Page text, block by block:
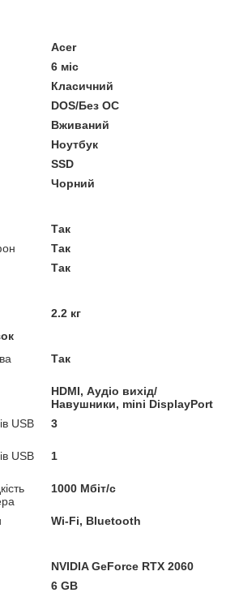
Acer
6 міс
Класичний
DOS/Без ОС
Вживаний
Ноутбук
SSD
Чорний
Так
Так
Так
2.2 кг
Так
HDMI, Аудіо вихід/
Навушники, mini DisplayPort
USB
3
USB
1
1000 Мбіт/с
Wi-Fi, Bluetooth
NVIDIA GeForce RTX 2060
6 GB